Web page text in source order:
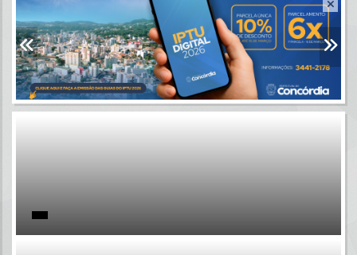
Portais
Por favor, aguarde...
Por favor, aguarde...